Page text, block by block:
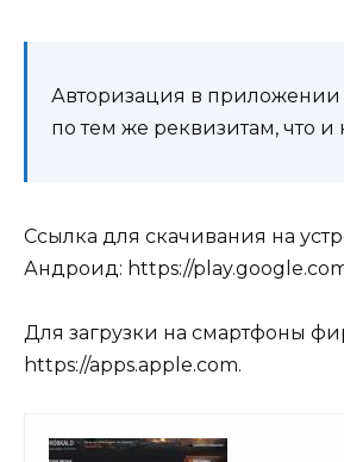
Авторизация в приложении
по тем же реквизитам, что и
Ссылка для скачивания на
Андроид: https://
Для загрузки на смартфоны
https://apps.apple.com.